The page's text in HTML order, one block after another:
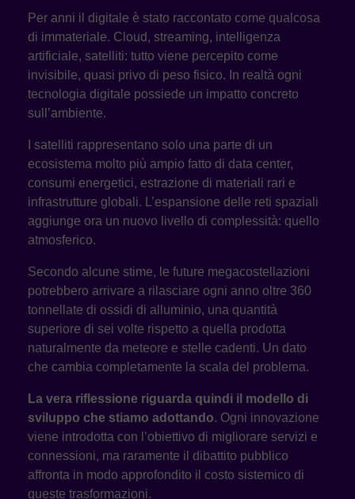
Per anni il digitale è stato raccontato come qualcosa
di immateriale. Cloud, streaming, intelligenza
artificiale, satelliti: tutto viene percepito come
invisibile, quasi privo di peso fisico. In realtà ogni
tecnologia digitale possiede un impatto concreto
sull’ambiente.
I satelliti rappresentano solo una parte di un
ecosistema molto più ampio fatto di data center,
consumi energetici, estrazione di materiali rari e
infrastrutture globali. L’espansione delle reti spaziali
aggiunge ora un nuovo livello di complessità: quello
atmosferico.
Secondo alcune stime, le future megacostellazioni
potrebbero arrivare a rilasciare ogni anno oltre 360
tonnellate di ossidi di alluminio, una quantità
superiore di sei volte rispetto a quella prodotta
naturalmente da meteore e stelle cadenti. Un dato
che cambia completamente la scala del problema.
La vera riflessione riguarda quindi il modello di
sviluppo che stiamo adottando. Ogni innovazione
viene introdotta con l’obiettivo di migliorare servizi e
connessioni, ma raramente il dibattito pubblico
affronta in modo approfondito il costo sistemico di
queste trasformazioni.